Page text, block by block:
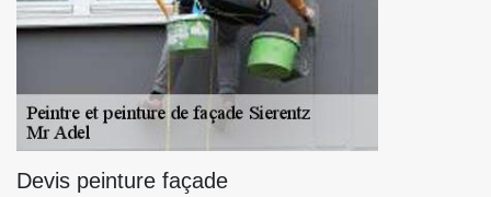
Devis peinture façade